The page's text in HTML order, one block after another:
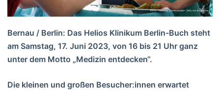
Bernau / Berlin: Das Helios Klinikum Berlin-Buch steht
am Samstag, 17. Juni 2023, von 16 bis 21 Uhr ganz
unter dem Motto „Medizin entdecken“.
Die kleinen und großen Besucher:innen erwartet